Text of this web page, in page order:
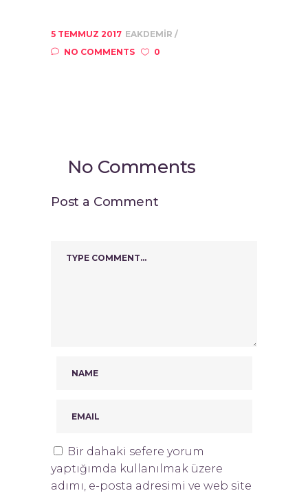
5 TEMMUZ 2017 EAKDEMIR
NO COMMENTS
0
No Comments
Post a Comment
Bir dahaki sefere yorum
yaptığımda kullanılmak üzere
adımı, e-posta adresimi ve web site